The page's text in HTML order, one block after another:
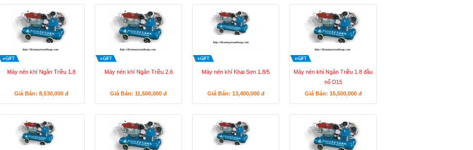
Máy nén khí Ngân Triều 1.8
Giá Bán: 8,530,000 đ
Máy nén khí Ngân Triều 2.6
Giá Bán: 11,500,000 đ
Máy nén khí Khai Sơn 1.8/5
Giá Bán: 13,400,000 đ
Máy nén khí Ngân Triều 1.8 đầu
nổ D15
Giá Bán: 15,500,000 đ